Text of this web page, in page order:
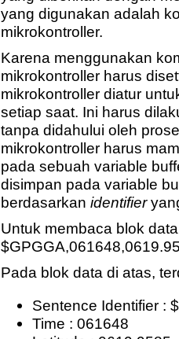
yang digunakan adalah
mikrokontroller.
Karena menggunakan
mikrokontroller harus
mikrokontroller diatur
setiap saat. Ini harus
tanpa didahului oleh
mikrokontroller harus
pada sebuah variable
disimpan pada variable
berdasarkan identifier
Untuk membaca blok data
Pada blok data di atas,
Sentence Identifier :
Time : 061648